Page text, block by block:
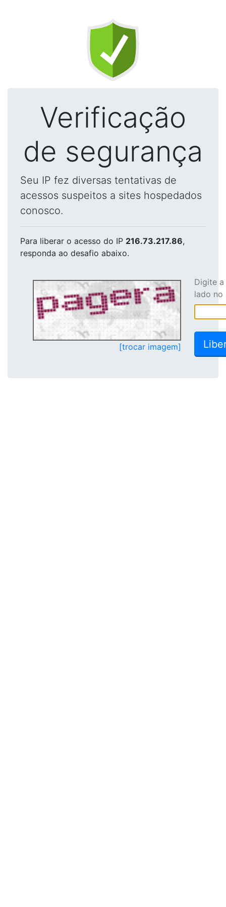
Verificação
de segurança
Seu IP fez diversas tentativas de
acessos suspeitos a sites hospedados
conosco.
Para liberar o acesso do IP 216.73.217.86,
responda ao desafio abaixo.
[trocar imagem]
Digite
lado no